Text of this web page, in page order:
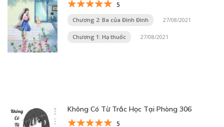
5
Chương 2: Ba của Đình Đình 27/08/2021
Chương 1: Hạ thuốc 27/08/2021
Không Có Từ Trắc Học Tại Phòng 306
5